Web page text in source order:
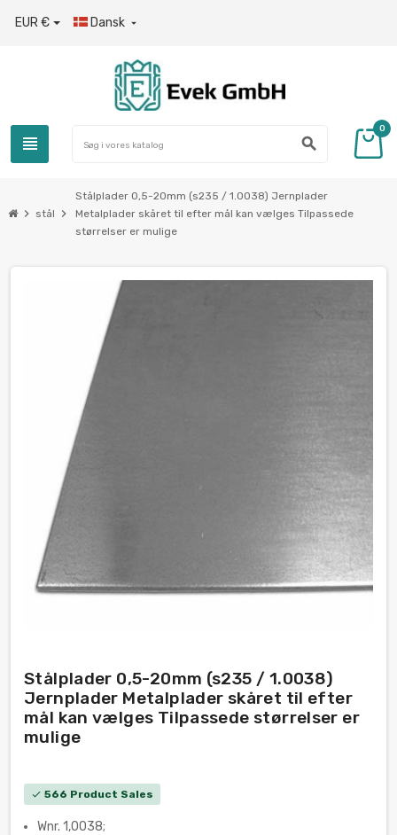
EUR € Dansk 
view_headline search
0
chevron_right stål chevron_right
Stålplader 0,5-20mm (s235 / 1.0038) Jernplader
Metalplader skåret til efter mål kan vælges Tilpassede
størrelser er mulige
Stålplader 0,5-20mm (s235 / 1.0038)
Jernplader Metalplader skåret til efter
mål kan vælges Tilpassede størrelser er
mulige
check 566 Product Sales
Wnr. 1,0038;